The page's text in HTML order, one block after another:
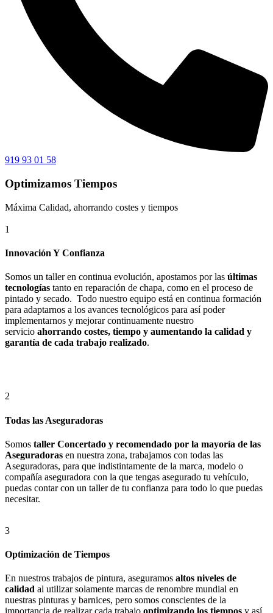
919 93 01 58
Optimizamos Tiempos
Máxima Calidad, ahorrando costes y tiempos
1
Innovación Y Confianza
Somos un taller en continua evolución, apostamos por las últimas
tecnologías tanto en reparación de chapa, como en el proceso de
pintado y secado. Todo nuestro equipo está en continua formación
para adaptarnos a los avances tecnológicos para así poder
implementarnos y mejorar continuamente nuestro
servicio ahorrando costes, tiempo y aumentando la calidad y
garantía de cada trabajo realizado.
2
Todas las Aseguradoras
Somos taller Concertado y recomendado por la mayoría de las
Aseguradoras en nuestra zona, trabajamos con todas las
Aseguradoras, para que indistintamente de la marca, modelo o
compañía aseguradora con la que tengas asegurado tu vehículo,
puedas contar con un taller de tu confianza para todo lo que puedas
necesitar.
3
Optimización de Tiempos
En nuestros trabajos de pintura, aseguramos altos niveles de
calidad al utilizar solamente marcas de renombre mundial en
nuestras pinturas y barnices, pero somos conscientes de la